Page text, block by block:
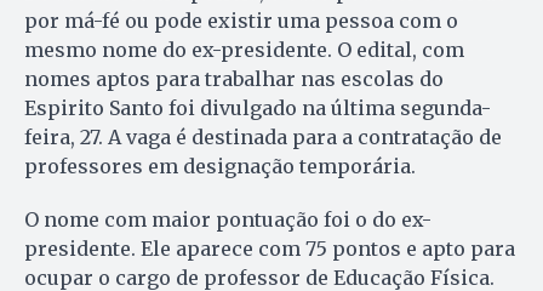
por má-fé ou pode existir uma pessoa com o
mesmo nome do ex-presidente. O edital, com
nomes aptos para trabalhar nas escolas do
Espirito Santo foi divulgado na última segunda-
feira, 27. A vaga é destinada para a contratação de
professores em designação temporária.
O nome com maior pontuação foi o do ex-
presidente. Ele aparece com 75 pontos e apto para
ocupar o cargo de professor de Educação Física.